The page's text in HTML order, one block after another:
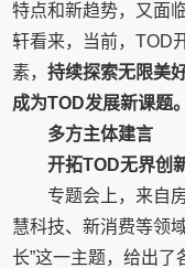
特点和新趋势，又面
轩看来，当前，TOD
素，持续探索无限美
成为TOD发展新课题。
多方主体建言
开拓TOD无界创
专题会上，来自
慧科技、新消费等领
长”这一主题，给出了